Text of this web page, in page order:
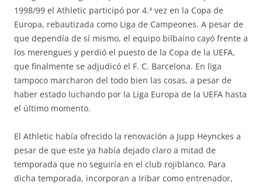
1998/99 el Athletic participó por 4.ª vez en la Copa de
Europa, rebautizada como Liga de Campeones. A pesar de
que dependía de sí mismo, el equipo bilbaíno cayó frente a
los merengues y perdió el puesto de la Copa de la UEFA,
que finalmente se adjudicó el F. C. Barcelona. En liga
tampoco marcharon del todo bien las cosas, a pesar de
haber estado luchando por la Liga Europa de la UEFA hasta
el último momento.
El Athletic había ofrecido la renovación a Jupp Heynckes a
pesar de que este ya había dejado claro a mitad de
temporada que no seguiría en el club rojiblanco. Para
dicha temporada, incorporan a Iribar como entrenador,